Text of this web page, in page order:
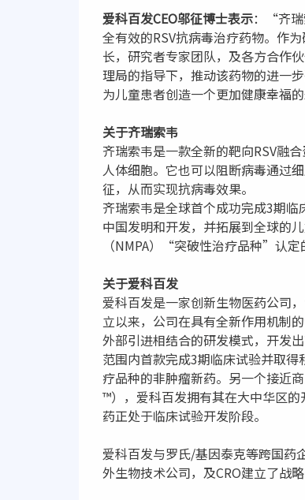
爱科百发CEO邬征博士表示：“齐瑞
全有效的RSV抗病毒治疗药物。作
长，研究者专家团队，及各方合作
理局的指导下，推动该药物的进一
为儿童患者创造一个更加健康幸福
关于齐瑞索韦
齐瑞索韦是一款全新的靶向RSV融
人体细胞。它也可以阻断病毒通过
征，从而实现抗病毒效果。
齐瑞索韦是全球首个成功完成3期
中国发明和开发，并拓展到全球的
（NMPA）“突破性治疗品种”认定
关于爱科百发
爱科百发是一家创新生物医药公司
立以来，公司在具有全新作用机制
外部引进相结合的研发模式，开发
范围内首款完成3期临床试验并取
疗品种的非肿瘤新药。另一个接近
™），爱科百发拥有其在大中华区
药正处于临床试验开发阶段。
爱科百发与罗氏/基因泰克等跨国药
外生物技术公司，及CRO建立了战略